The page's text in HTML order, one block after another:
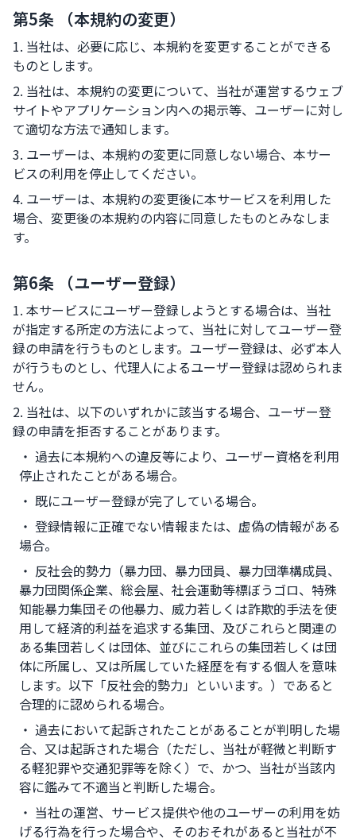
第5条 （本規約の変更）
1. 当社は、必要に応じ、本規約を変更することができる
ものとします。
2. 当社は、本規約の変更について、当社が運営するウェブ
サイトやアプリケーション内への掲示等、ユーザーに対し
て適切な方法で通知します。
3. ユーザーは、本規約の変更に同意しない場合、本サー
ビスの利用を停止してください。
4. ユーザーは、本規約の変更後に本サービスを利用した
場合、変更後の本規約の内容に同意したものとみなしま
す。
第6条 （ユーザー登録）
1. 本サービスにユーザー登録しようとする場合は、当社
が指定する所定の方法によって、当社に対してユーザー登
録の申請を行うものとします。ユーザー登録は、必ず本人
が行うものとし、代理人によるユーザー登録は認められま
せん。
2. 当社は、以下のいずれかに該当する場合、ユーザー登
録の申請を拒否することがあります。
・ 過去に本規約への違反等により、ユーザー資格を利用
停止されたことがある場合。
・ 既にユーザー登録が完了している場合。
・ 登録情報に正確でない情報または、虚偽の情報がある
場合。
・ 反社会的勢力（暴力団、暴力団員、暴力団準構成員、
暴力団関係企業、総会屋、社会運動等標ぼうゴロ、特殊
知能暴力集団その他暴力、威力若しくは詐欺的手法を使
用して経済的利益を追求する集団、及びこれらと関連の
ある集団若しくは団体、並びにこれらの集団若しくは団
体に所属し、又は所属していた経歴を有する個人を意味
します。以下「反社会的勢力」といいます。）であると
合理的に認められる場合。
・ 過去において起訴されたことがあることが判明した場
合、又は起訴された場合（ただし、当社が軽微と判断す
る軽犯罪や交通犯罪等を除く）で、かつ、当社が当該内
容に鑑みて不適当と判断した場合。
・ 当社の運営、サービス提供や他のユーザーの利用を妨
げる行為を行った場合や、そのおそれがあると当社が不